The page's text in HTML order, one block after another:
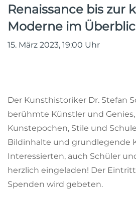
Renaissance bis zur
Moderne im
15. März 2023, 19:00 Uhr
Der Kunsthistoriker Dr. Stefan
berühmte Künstler und
Kunstepochen, Stile und
Bildinhalte und grundlegende
Interessierten, auch Schüler
herzlich eingeladen! Der
Spenden wird gebeten.